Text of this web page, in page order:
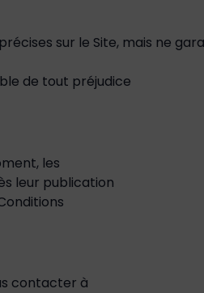
sur le Site, mais ne
de tout préjudice
les
leur publication
contacter à